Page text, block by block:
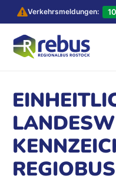
Verkehrsmeldungen: